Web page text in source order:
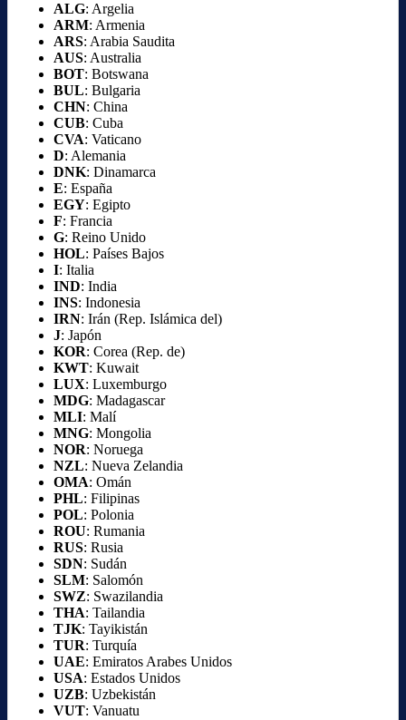
ALG: Argelia
ARM: Armenia
ARS: Arabia Saudita
AUS: Australia
BOT: Botswana
BUL: Bulgaria
CHN: China
CUB: Cuba
CVA: Vaticano
D: Alemania
DNK: Dinamarca
E: España
EGY: Egipto
F: Francia
G: Reino Unido
HOL: Países Bajos
I: Italia
IND: India
INS: Indonesia
IRN: Irán (Rep. Islámica del)
J: Japón
KOR: Corea (Rep. de)
KWT: Kuwait
LUX: Luxemburgo
MDG: Madagascar
MLI: Malí
MNG: Mongolia
NOR: Noruega
NZL: Nueva Zelandia
OMA: Omán
PHL: Filipinas
POL: Polonia
ROU: Rumania
RUS: Rusia
SDN: Sudán
SLM: Salomón
SWZ: Swazilandia
THA: Tailandia
TJK: Tayikistán
TUR: Turquía
UAE: Emiratos Arabes Unidos
USA: Estados Unidos
UZB: Uzbekistán
VUT: Vanuatu